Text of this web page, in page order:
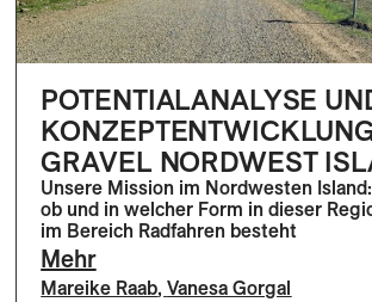
POTENTIALANALYSE
GRAVEL NORDWEST
Unsere Mission im Nordwesten
ob und in welcher Form in dieser
im Bereich Radfahren besteht
Mehr
Mareike Raab,Vanesa Gorgal